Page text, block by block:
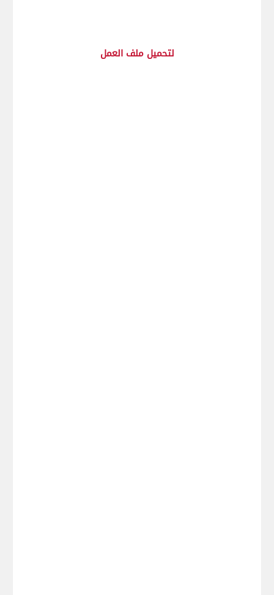
لتحميل ملف العمل